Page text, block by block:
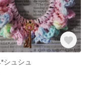
シュシュ